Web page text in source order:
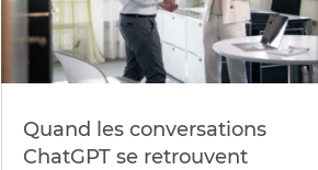
Quand les conversations
ChatGPT se retrouvent